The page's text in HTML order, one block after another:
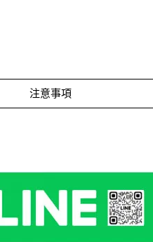
注意事項